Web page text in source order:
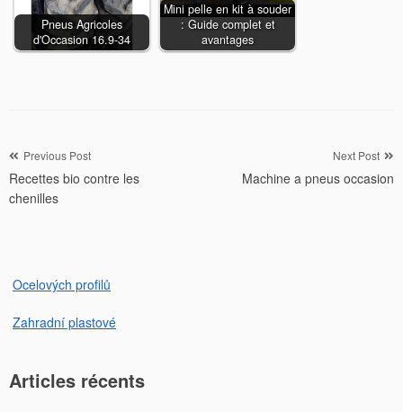
Pneus Agricoles
d'Occasion 16.9-34
Mini pelle en kit à souder
: Guide complet et
avantages
Navigation
de
l’article
Previous Post
Recettes bio contre les
chenilles
Next Post
Machine a pneus occasion
Ocelových profilů
Zahradní plastové
Articles récents